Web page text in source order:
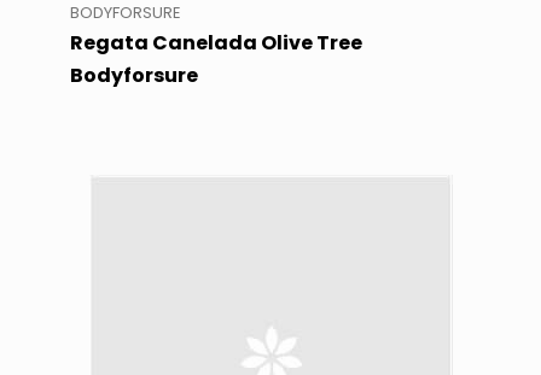
BODYFORSURE
Regata Canelada Olive Tree
Bodyforsure